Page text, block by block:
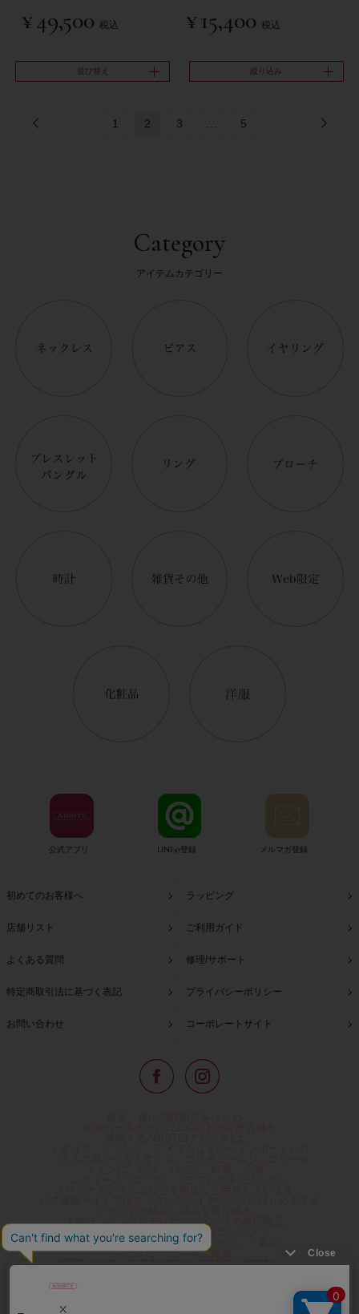
¥49,500 税込 ¥ 15,400 税込
並び替え 絞り込み
1 2 3 … 5
Category
アイテムカテゴリー
公式アプリ LINE@登録 メルマガ登録
初めてのお客様へ ラッピング
店舗リスト ご利用ガイド
よくある質問 修理/サポート
特定商取引法に基づく表記 プライバシーポリシー
お問い合わせ コーポレートサイト
人気ランキングやテレビなどメディア着用商品、
雑誌掲載商品情報を紹介するコンテンツ、
プレゼント包装無料や独自のポイント還元
などのサービスをご提供。
心躍るインポートアクセサリーや時計、小物などで、
夢やときめきを与えられるよう願っています。
◆ギフトラッピング無料/11,000円以上のご注文で送料無料◆